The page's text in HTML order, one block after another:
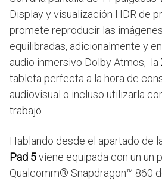
Display y visualización HDR de
promete reproducir las
equilibradas, adicionalmente y
audio inmersivo Dolby Atmos, la
tableta perfecta a la hora de
audiovisual o incluso utilizarla
trabajo.
Hablando desde el apartado de
Pad 5viene equipada con un un
Qualcomm® Snapdragon™ 860